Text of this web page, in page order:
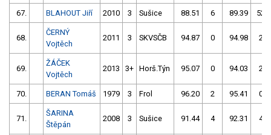
67. BLAHOUT Jiří 2010 3 Sušice 88.51 6 89.39 52
68.
ČERNÝ
Vojtěch
2011 3 SKVSČB 94.87 0 94.98 2
69.
ŽÁČEK
Vojtěch
2013 3+ Horš.Týn 95.07 0 94.03 2
70. BERAN Tomáš 1979 3 Frol 96.20 2 95.41 0
71.
ŠARINA
Štěpán
2008 3 Sušice 91.44 4 92.31 4